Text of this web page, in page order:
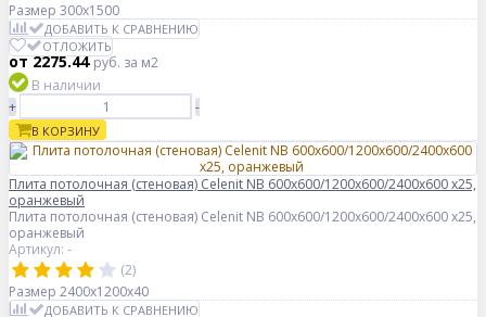
Размер 300x1500
ДОБАВИТЬ К СРАВНЕНИЮ
ОТЛОЖИТЬ
от 2275.44руб. за м2
В наличии
+
-
В КОРЗИНУ
Плита потолочная (стеновая) Celenit NB 600x600/1200x600/2400x600 x25,
оранжевый
Плита потолочная (стеновая) Celenit NB 600x600/1200x600/2400x600 x25,
оранжевый
Артикул: -
(2)
Размер 2400x1200x40
ДОБАВИТЬ К СРАВНЕНИЮ